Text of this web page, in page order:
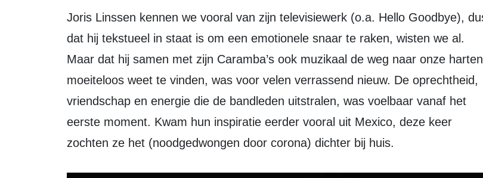
Joris Linssen kennen we vooral van zijn televisiewerk (o.a. Hello Goodbye), dus
dat hij tekstueel in staat is om een emotionele snaar te raken, wisten we al.
Maar dat hij samen met zijn Caramba’s ook muzikaal de weg naar onze harten
moeiteloos weet te vinden, was voor velen verrassend nieuw. De oprechtheid,
vriendschap en energie die de bandleden uitstralen, was voelbaar vanaf het
eerste moment. Kwam hun inspiratie eerder vooral uit Mexico, deze keer
zochten ze het (noodgedwongen door corona) dichter bij huis.